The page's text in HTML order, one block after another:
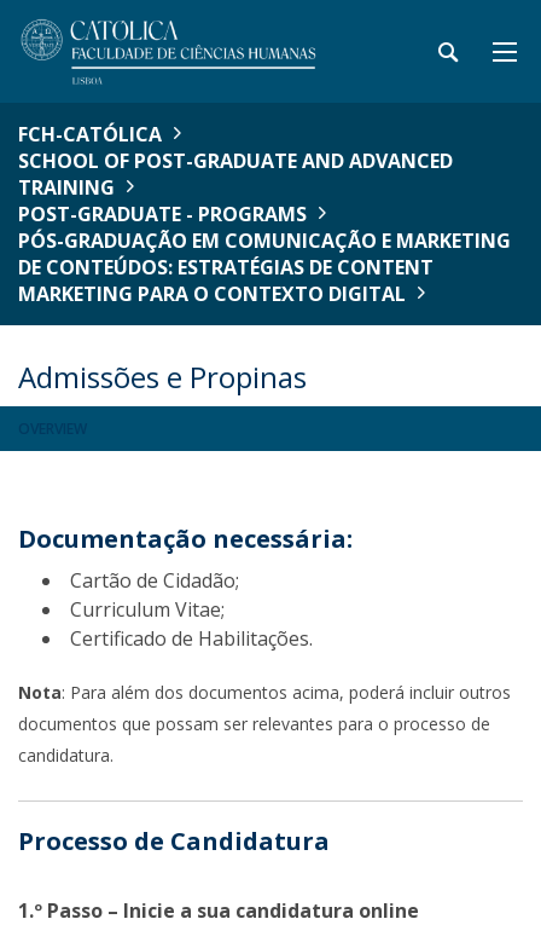
FCH-CATÓLICA
SCHOOL OF POST-GRADUATE AND ADVANCED
TRAINING
POST-GRADUATE - PROGRAMS
PÓS-GRADUAÇÃO EM COMUNICAÇÃO E MARKETING
DE CONTEÚDOS: ESTRATÉGIAS DE CONTENT
MARKETING PARA O CONTEXTO DIGITAL
Admissões e Propinas
Documentação necessária:
Cartão de Cidadão;
Curriculum Vitae;
Certificado de Habilitações.
Nota: Para além dos documentos acima, poderá incluir outros
documentos que possam ser relevantes para o processo de
candidatura.
Processo de Candidatura
1.º Passo – Inicie a sua candidatura online